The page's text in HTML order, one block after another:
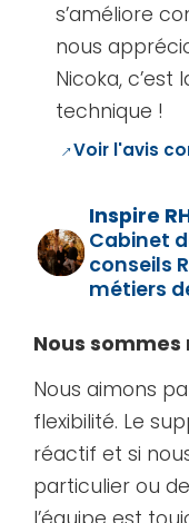
s’améliore
nous
Nicoka,
technique !
→Voir l'avis
Inspire
Cabinet
conseils
métiers
Nous sommes
Nous aimons
flexibilité. Le
réactif et si
particulier ou